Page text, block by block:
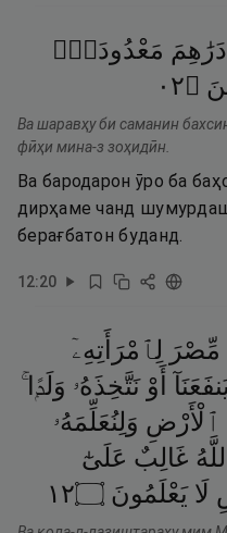
دَرَٰهِمَ مَعْدُودَةٍۢ
۝٢٠
Ва шаравҳу би саманин
фӣҳи мина-з зоҳидӣн.
Ва бародарон ӯро ба
дирҳаме чанд
берағбатон буданд.
12:20
مِّصْرَ لِٱمْرَأَتِهِۦٓ
أَوْ نَتَّخِذَهُۥ وَلَدًۭا ۚ
ٱلْأَرْضِ وَلِنُعَلِّمَهُۥ
غَالِبٌ عَلَىٰٓ
لَا يَعْلَمُونَ ۝٢١